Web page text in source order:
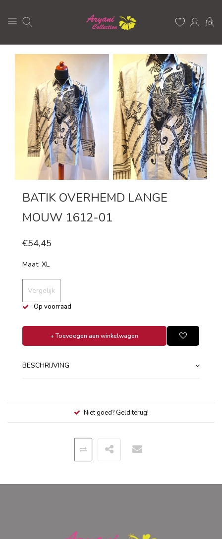
0
BATIK OVERHEMD LANGE
MOUW 1612-01
€54,45
Maat: XL
Vergelijk
Op voorraad
+ Toevoegen aan winkelwagen
BESCHRIJVING
Niet goed? Geld terug!